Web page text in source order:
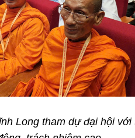
Long tham dự đại hội với